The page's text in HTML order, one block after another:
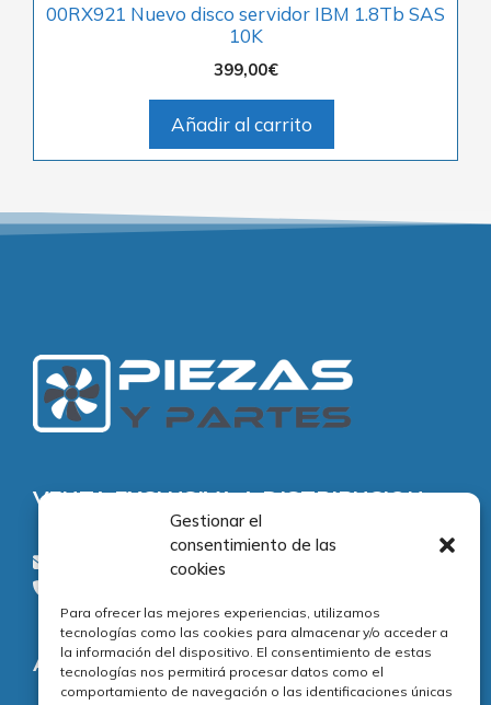
Gestionar el
consentimiento de las
cookies
Para ofrecer las mejores experiencias, utilizamos
tecnologías como las cookies para almacenar y/o acceder a
la información del dispositivo. El consentimiento de estas
tecnologías nos permitirá procesar datos como el
comportamiento de navegación o las identificaciones únicas
00RX921 Nuevo disco servidor IBM 1.8Tb SAS
10K
399,00€
Añadir al carrito
VENTA EXCLUSIVA A DISTRIBUCION
consultas@piezasypartes.es
Adecuación normativa